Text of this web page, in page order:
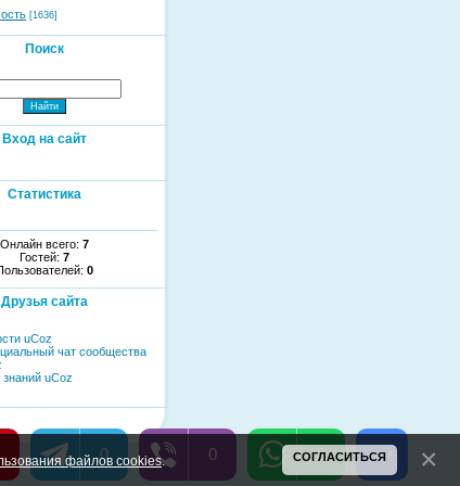
[1636]
Поиск
Вход на сайт
Статистика
Онлайн всего: 7
Гостей: 7
0
Друзья сайта
uCoz
чат сообщества
знаний uCoz
0 0 0
файлов cookies. СОГЛАСИТЬСЯ